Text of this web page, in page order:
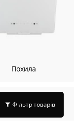
Похила
Фільтр товарів